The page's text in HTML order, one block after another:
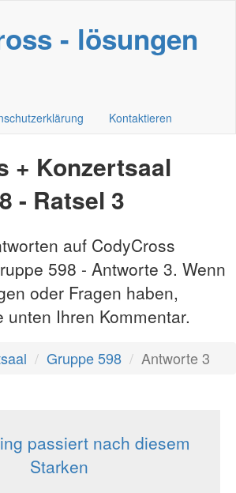
- lösungen
Kontaktieren
+ Konzertsaal
- Ratsel 3
auf CodyCross
598 - Antworte 3. Wenn
oder Fragen haben,
unten Ihren Kommentar.
Gruppe 598 Antworte 3
passiert nach diesem
Starken